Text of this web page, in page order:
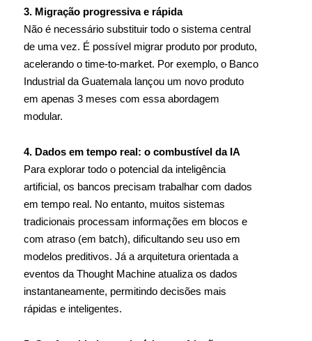
3. Migração progressiva e rápida
Não é necessário substituir todo o sistema central
de uma vez. É possível migrar produto por produto,
acelerando o time-to-market. Por exemplo, o Banco
Industrial da Guatemala lançou um novo produto
em apenas 3 meses com essa abordagem
modular.
4. Dados em tempo real: o combustível da IA
Para explorar todo o potencial da inteligência
artificial, os bancos precisam trabalhar com dados
em tempo real. No entanto, muitos sistemas
tradicionais processam informações em blocos e
com atraso (em batch), dificultando seu uso em
modelos preditivos. Já a arquitetura orientada a
eventos da Thought Machine atualiza os dados
instantaneamente, permitindo decisões mais
rápidas e inteligentes.